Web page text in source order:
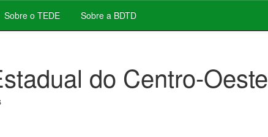
Sobre o TEDE Sobre a BDTD
do Centro-Oeste